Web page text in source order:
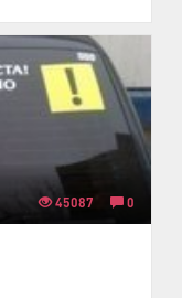
45087 0